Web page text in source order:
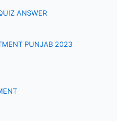
ANSWER
PUNJAB 2023